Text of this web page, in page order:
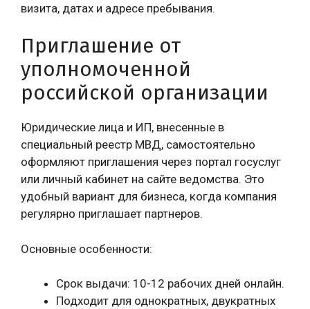
визита, датах и адресе пребывания.
Приглашение от
уполномоченной
российской организации
Юридические лица и ИП, внесенные в
специальный реестр МВД, самостоятельно
оформляют приглашения через портал госуслуг
или личный кабинет на сайте ведомства. Это
удобный вариант для бизнеса, когда компания
регулярно приглашает партнеров.
Основные особенности:
Срок выдачи: 10-12 рабочих дней онлайн.
Подходит для однократных, двукратных